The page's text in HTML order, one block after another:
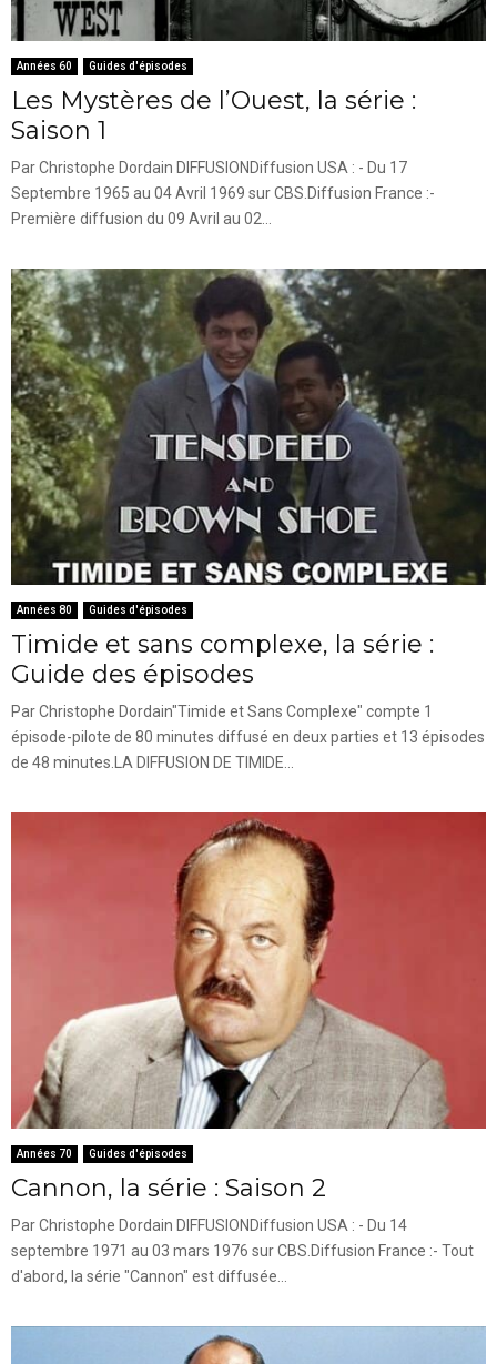
Années 60 Guides d'épisodes
Les Mystères de l’Ouest, la série :
Saison 1
Par Christophe Dordain DIFFUSIONDiffusion USA : - Du 17
Septembre 1965 au 04 Avril 1969 sur CBS.Diffusion France :-
Première diffusion du 09 Avril au 02...
Années 80 Guides d'épisodes
Timide et sans complexe, la série :
Guide des épisodes
Par Christophe Dordain"Timide et Sans Complexe" compte 1
épisode-pilote de 80 minutes diffusé en deux parties et 13 épisodes
de 48 minutes.LA DIFFUSION DE TIMIDE...
Années 70 Guides d'épisodes
Cannon, la série : Saison 2
Par Christophe Dordain DIFFUSIONDiffusion USA : - Du 14
septembre 1971 au 03 mars 1976 sur CBS.Diffusion France :- Tout
d'abord, la série "Cannon" est diffusée...